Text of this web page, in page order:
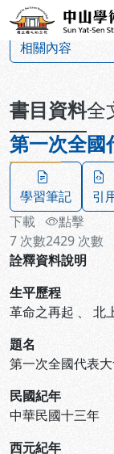
跳到主要內容
中山學
相關內容
書目資料全
第一次全國
學習筆記 引
下載
7 次數
點擊
2429 次數
詮釋資料說明
生平歷程
革命之再起 、 北
題名
第一次全國代表
民國紀年
中華民國十三年
西元紀年